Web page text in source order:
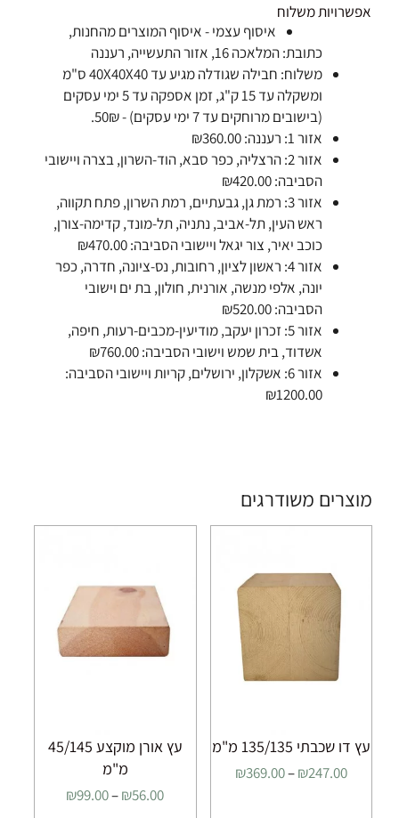
אפשרויות משלוח
איסוף עצמי - איסוף המוצרים מהחנות,
כתובת: המלאכה 16, אזור התעשייה, רעננה
משלוח: חבילה שגודלה מגיע עד 40X40X40 ס"מ
ומשקלה עד 15 ק"ג, זמן אספקה עד 5 ימי עסקים
(בישובים מרוחקים עד 7 ימי עסקים) - 50₪.
אזור 1: רעננה: ₪360.00
אזור 2: הרצליה, כפר סבא, הוד-השרון, בצרה ויישובי
הסביבה: ₪420.00
אזור 3: רמת גן, גבעתיים, רמת השרון, פתח תקווה,
ראש העין, תל-אביב, נתניה, תל-מונד, קדימה-צורן,
כוכב יאיר, צור יגאל ויישובי הסביבה: ₪470.00
אזור 4: ראשון לציון, רחובות, נס-ציונה, חדרה, כפר
יונה, אלפי מנשה, אורנית, חולון, בת ים וישובי
הסביבה: ₪520.00
אזור 5: זכרון יעקב, מודיעין-מכבים-רעות, חיפה,
אשדוד, בית שמש וישובי הסביבה: ₪760.00
אזור 6: אשקלון, ירושלים, קריות ויישובי הסביבה:
₪1200.00
מוצרים משודרגים
עץ דו שכבתי 135/135 מ"מ
₪247.00
–
₪369.00
עץ אורן מוקצע 45/145
מ"מ
₪56.00
–
₪99.00 טווח